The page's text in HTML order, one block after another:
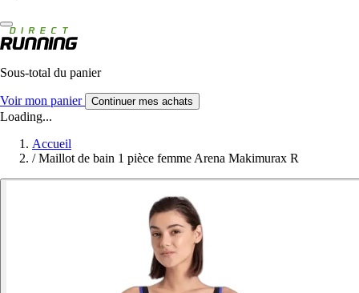
Sous-total du panier
Voir mon panier Continuer mes achats
Loading...
Accueil
/ Maillot de bain 1 pièce femme Arena Makimurax R